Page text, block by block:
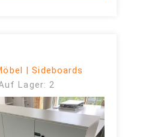
| Sideboards
Lager: 2